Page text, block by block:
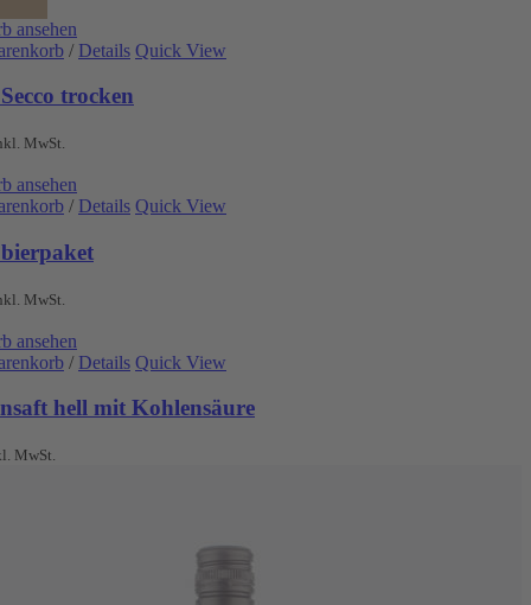
ansehen
/ Details Quick View
trocken
MwSt.
ansehen
/ Details Quick View
MwSt.
ansehen
/ Details Quick View
hell mit Kohlensäure
MwSt.